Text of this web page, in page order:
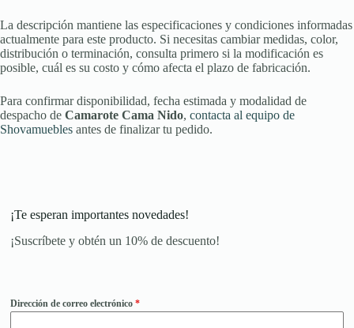
La descripción mantiene las especificaciones y condiciones informadas
actualmente para este producto. Si necesitas cambiar medidas, color,
distribución o terminación, consulta primero si la modificación es
posible, cuál es su costo y cómo afecta el plazo de fabricación.
Para confirmar disponibilidad, fecha estimada y modalidad de
despacho de Camarote Cama Nido, contacta al equipo de
Shovamuebles antes de finalizar tu pedido.
¡Te esperan importantes novedades!
¡Suscríbete y obtén un 10% de descuento!
Dirección de correo electrónico*